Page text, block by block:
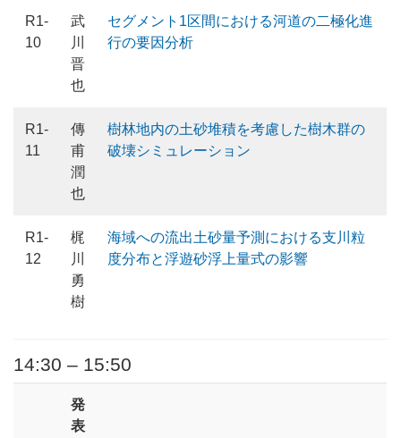
R1-
10
武
川
晋
也
セグメント1区間における河道の二極化進
行の要因分析
R1-
11
傳
甫
潤
也
樹林地内の土砂堆積を考慮した樹木群の
破壊シミュレーション
R1-
12
梶
川
勇
樹
海域への流出土砂量予測における支川粒
度分布と浮遊砂浮上量式の影響
14:30 – 15:50
発
表